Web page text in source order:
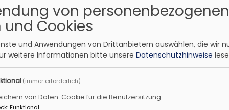
von personenbezogenen
und Cookies
und Anwendungen von Drittanbietern auswählen, die wir
weitere Informationen bitte unsere Datenschutzhinweise
(immer erforderlich)
von Daten: Cookie für die Benutzersitzung
:Funktional